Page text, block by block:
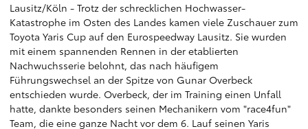
Lausitz/Köln - Trotz der schrecklichen Hochwasser-
Katastrophe im Osten des Landes kamen viele Zuschauer zum
Toyota Yaris Cup auf den Eurospeedway Lausitz. Sie wurden
mit einem spannenden Rennen in der etablierten
Nachwuchsserie belohnt, das nach häufigem
Führungswechsel an der Spitze von Gunar Overbeck
entschieden wurde. Overbeck, der im Training einen Unfall
hatte, dankte besonders seinen Mechanikern vom "race4fun"
Team, die eine ganze Nacht vor dem 6. Lauf seinen Yaris